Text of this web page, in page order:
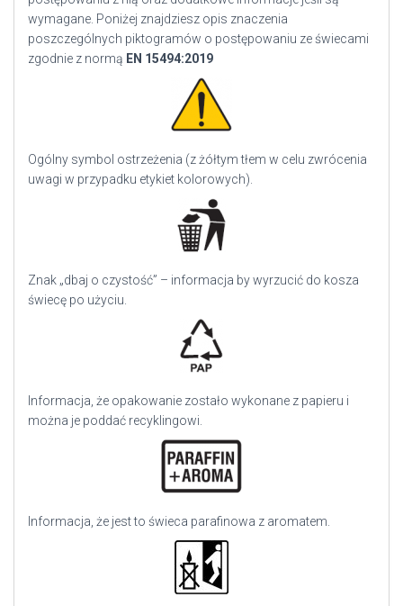
wymagane. Poniżej znajdziesz opis znaczenia
poszczególnych piktogramów o postępowaniu ze świecami
zgodnie z normą EN 15494:2019
Ogólny symbol ostrzeżenia (z żółtym tłem w celu zwrócenia
uwagi w przypadku etykiet kolorowych).
Znak „dbaj o czystość” – informacja by wyrzucić do kosza
świecę po użyciu.
Informacja, że opakowanie zostało wykonane z papieru i
można je poddać recyklingowi.
Informacja, że jest to świeca parafinowa z aromatem.